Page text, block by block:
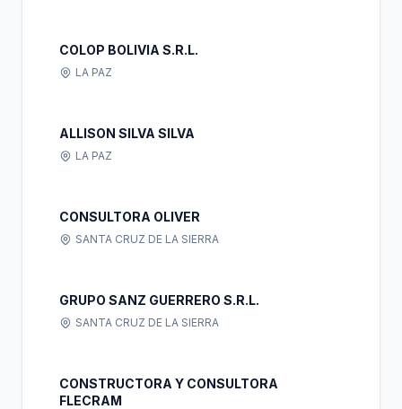
COLOP BOLIVIA S.R.L.
LA PAZ
ALLISON SILVA SILVA
LA PAZ
CONSULTORA OLIVER
SANTA CRUZ DE LA SIERRA
GRUPO SANZ GUERRERO S.R.L.
SANTA CRUZ DE LA SIERRA
CONSTRUCTORA Y CONSULTORA
FLECRAM